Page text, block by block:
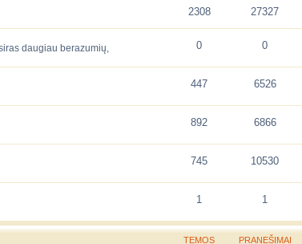
2308 27327
daugiau berazumių,
0 0
447 6526
892 6866
745 10530
1 1
TEMOS PRANEŠIMAI